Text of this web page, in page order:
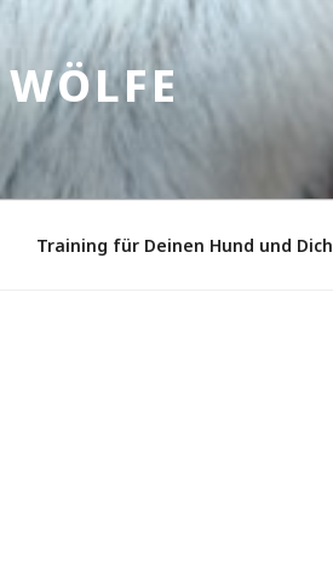
Training für Deinen Hund und Dich